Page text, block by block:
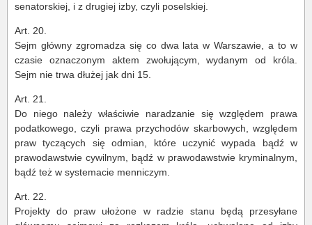
senatorskiej, i z drugiej izby, czyli poselskiej.
Art. 20.
Sejm główny zgromadza się co dwa lata w Warszawie, a to w
czasie oznaczonym aktem zwołującym, wydanym od króla.
Sejm nie trwa dłużej jak dni 15.
Art. 21.
Do niego należy właściwie naradzanie się względem prawa
podatkowego, czyli prawa przychodów skarbowych, względem
praw tyczących się odmian, które uczynić wypada bądź w
prawodawstwie cywilnym, bądź w prawodawstwie kryminalnym,
bądź też w systemacie menniczym.
Art. 22.
Projekty do praw ułożone w radzie stanu będą przesyłane